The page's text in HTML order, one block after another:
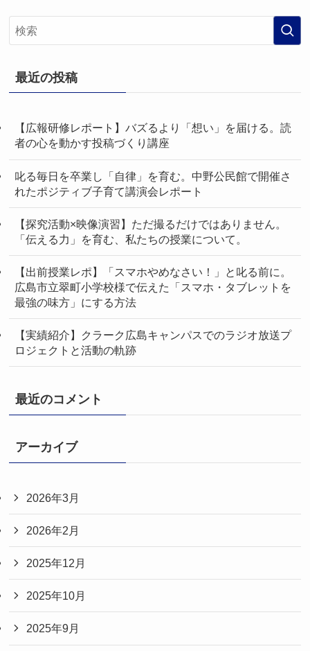
最近の投稿
【広報研修レポート】バズるより「想い」を届ける。読
者の心を動かす投稿づくり講座
叱る毎日を卒業し「自律」を育む。中野公民館で開催さ
れたポジティブ子育て講演会レポート
【探究活動×映像演習】ただ撮るだけではありません。
「伝える力」を育む、私たちの授業について。
【出前授業レポ】「スマホやめなさい！」と叱る前に。
広島市立翠町小学校様で伝えた「スマホ・タブレットを
最強の味方」にする方法
【実績紹介】クラーク広島キャンパスでのラジオ放送プ
ロジェクトと活動の軌跡
最近のコメント
アーカイブ
2026年3月
2026年2月
2025年12月
2025年10月
2025年9月